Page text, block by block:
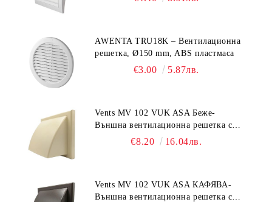
AWENTA TRU18K – Вентилационна
решетка, Ø150 mm, ABS пластмаса
€3.00 5.87лв.
Vents MV 102 VUK ASA Беже-
Външна вентилационна решетка с
гравитачна клапа Ø 100, Ø 125,
€8.20 16.04лв.
Vents MV 102 VUK ASA КАФЯВА-
Външна вентилационна решетка с